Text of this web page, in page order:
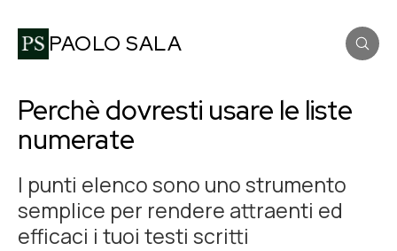
PAOLO SALA
Perchè dovresti usare le liste
numerate
I punti elenco sono uno strumento
semplice per rendere attraenti ed
efficaci i tuoi testi scritti